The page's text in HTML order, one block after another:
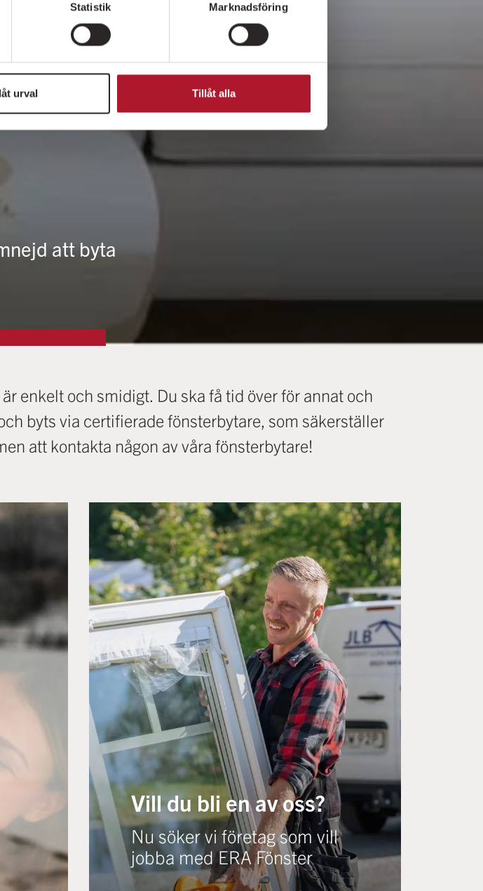
Statistik Marknadsföring
urval Tillåt alla
att byta
enkelt och smidigt. Du ska få tid över för annat och
byts via certifierade fönsterbytare, som säkerställer
att kontakta någon av våra fönsterbytare!
Vill du bli en av oss?
Nu söker vi företag som vill
jobba med ERA Fönster